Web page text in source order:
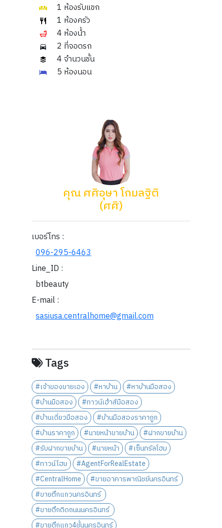
1 ห้องรับแขก
1 ห้องครัว
4 ห้องน้ำ
2 ที่จอดรถ
4 จำนวนชั้น
5 ห้องนอน
คุณ ศศิอุษา โกมลฐิติ
(ศศิ)
เบอร์โทร :
096-295-6463
Line_ID :
btbeauty
E-mail :
sasiusa.centralhome@gmail.com
Tags
#เจ้าของขายเอง #หาบ้าน
#หาบ้านมือสอง
#บ้านมือสอง
#ทาวน์เฮ้าส์มือสอง
#บ้านเดี่ยวมือสอง
#บ้านมือสองราคาถูก
#บ้านราคาถูก
#นายหน้าขายบ้าน
#ฝากขายบ้าน
#รับฝากขายบ้าน
#นายหน้า
#เซ็นทรัลโฮม
#ทาวน์โฮม
#AgentForRealEstate
#CentralHome
#ขายอาคารพาณิชย์นครอินทร์
#ขายตึกแถวนครอินทร์
#ขายตึกติดถนนนครอินทร์
#ขายตึกแถว4ชั้นนครอินทร์